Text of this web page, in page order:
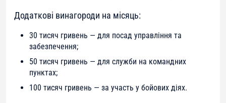
Додаткові винагороди на місяць:
30 тисяч гривень — для посад управління та
забезпечення;
50 тисяч гривень — для служби на командних
пунктах;
100 тисяч гривень — за участь у бойових діях.